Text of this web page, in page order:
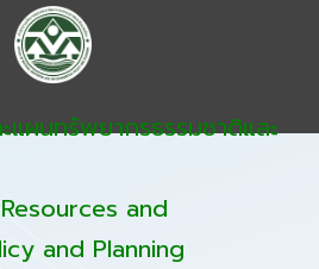
แผนทรัพยากรธรรมชาติและ
and
and Planning